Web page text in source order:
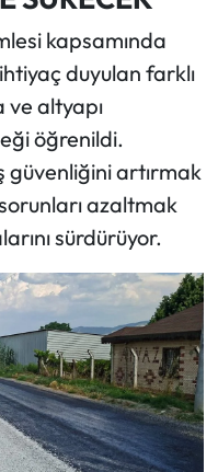
kapsamında
duyulan farklı
altyapı
öğrenildi.
güvenliğini artırmak
azaltmak
sürdürüyor.